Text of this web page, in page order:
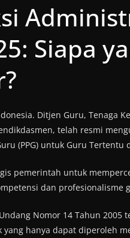
Siapa
Ditjen Guru, Tenaga
telah resmi
(PPG) untuk Guru Tertentu
pemerintah untuk
dan profesionalisme
Nomor 14 Tahun 2005
hanya dapat diperoleh